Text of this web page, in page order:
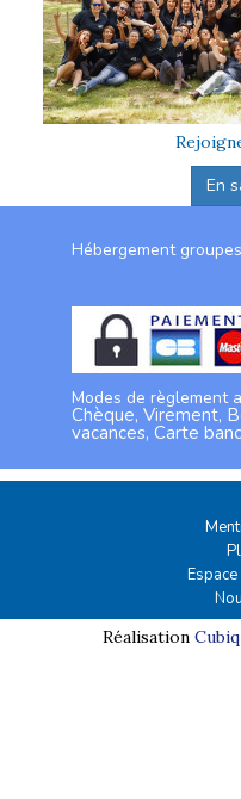
En
Hébergement
Modes de règlement
Chèque, Virement,
vacances, Carte
Réalisation Cubiq